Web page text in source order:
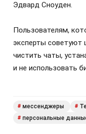
Эдвард Сноуден.
Пользователям,
эксперты советуют
чистить чаты,
и не использовать
# мессенджеры #
# персональные